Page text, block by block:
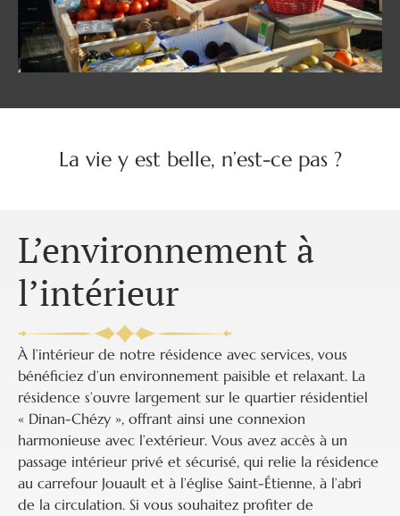
La vie y est belle, n’est-ce pas ?
L’environnement à
l’intérieur
À l’intérieur de notre résidence avec services, vous
bénéficiez d’un environnement paisible et relaxant. La
résidence s’ouvre largement sur le quartier résidentiel
« Dinan-Chézy », offrant ainsi une connexion
harmonieuse avec l’extérieur. Vous avez accès à un
passage intérieur privé et sécurisé, qui relie la résidence
au carrefour Jouault et à l’église Saint-Étienne, à l’abri
de la circulation. Si vous souhaitez profiter de